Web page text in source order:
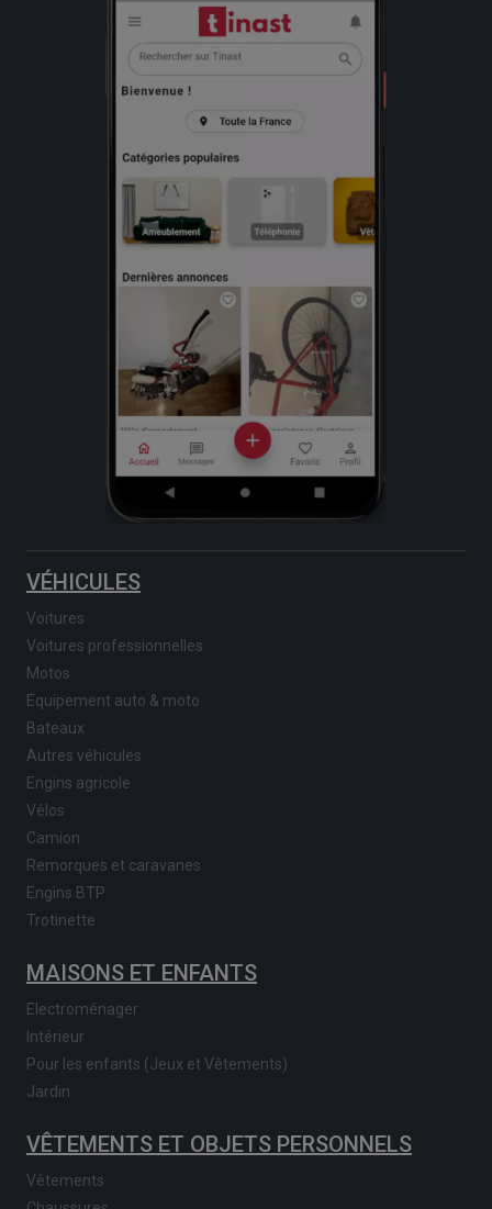
VÉHICULES
Voitures
Voitures professionnelles
Motos
Equipement auto & moto
Bateaux
Autres véhicules
Engins agricole
Vélos
Camion
Remorques et caravanes
Engins BTP
Trotinette
MAISONS ET ENFANTS
Electroménager
Intérieur
Pour les enfants (Jeux et Vêtements)
Jardin
VÊTEMENTS ET OBJETS PERSONNELS
Vêtements